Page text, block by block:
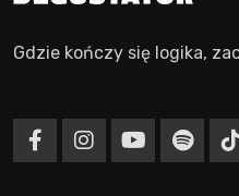
Gdzie kończy się logika,